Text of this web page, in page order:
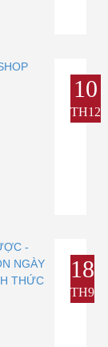
10
TH12
18
TH9